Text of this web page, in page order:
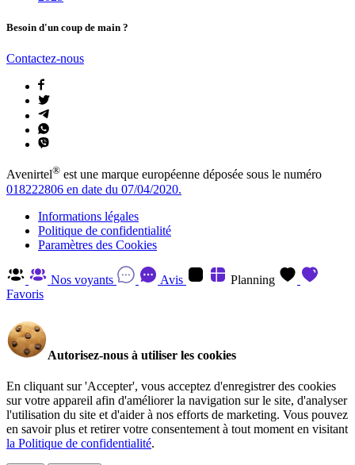
Besoin d'un coup de main ?
Contactez-nous
Avenirtel® est une marque européenne déposée sous le numéro
018222806 en date du 07/04/2020.
Informations légales
Politique de confidentialité
Paramètres des Cookies
Nos voyants Avis
Planning
Favoris
Autorisez-nous à utiliser les cookies
En cliquant sur 'Accepter', vous acceptez d'enregistrer des cookies
sur votre appareil afin d'améliorer la navigation sur le site, d'analyser
l'utilisation du site et d'aider à nos efforts de marketing. Vous pouvez
en savoir plus et retirer votre consentement à tout moment en visitant
la Politique de confidentialité.